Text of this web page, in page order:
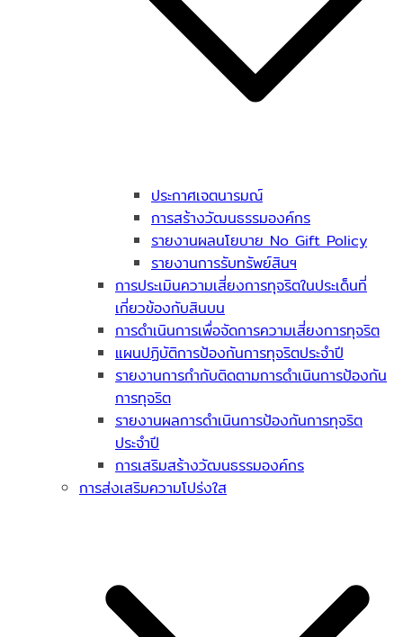
ประกาศเจตนารมณ์
การสร้างวัฒนธรรมองค์กร
รายงานผลนโยบาย No Gift Policy
รายงานการรับทรัพย์สินฯ
การประเมินความเสี่ยงการทุจริตในประเด็นที่
เกี่ยวข้องกับสินบน
การดำเนินการเพื่อจัดการความเสี่ยงการทุจริต
แผนปฏิบัติการป้องกันการทุจริตประจำปี
รายงานการกำกับติดตามการดำเนินการป้องกัน
การทุจริต
รายงานผลการดำเนินการป้องกันการทุจริต
ประจำปี
การเสริมสร้างวัฒนธรรมองค์กร
การส่งเสริมความโปร่งใส